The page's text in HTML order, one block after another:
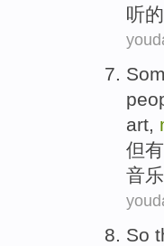
听的
art,
但
音乐
So